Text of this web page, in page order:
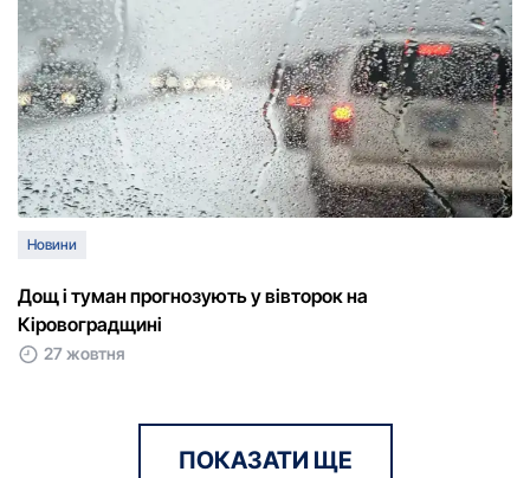
Новини
Дощ і туман прогнозують у вівторок на
Кіровоградщині
27 жовтня
ПОКАЗАТИ ЩЕ